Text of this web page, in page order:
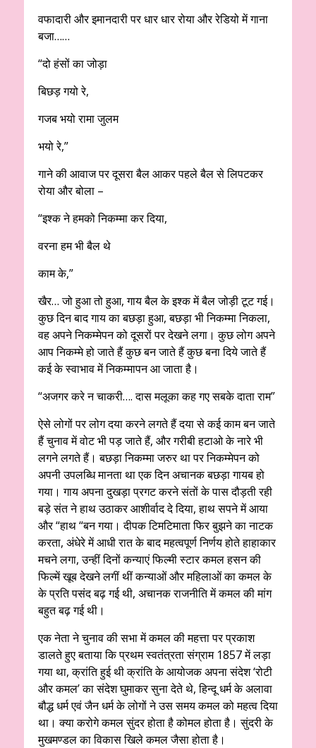
वफादारी और इमानदारी पर धार धार रोया और रेडियो में गाना
बजा……
“दो हंसों का जोड़ा
बिछड़ गयो रे,
गजब भयो रामा जुलम
भयो रे,”
गाने की आवाज पर दूसरा बैल आकर पहले बैल से लिपटकर
रोया और बोला –
“इश्क ने हमको निकम्मा कर दिया,
वरना हम भी बैल थे
काम के,”
खैर… जो हुआ तो हुआ, गाय बैल के इश्क में बैल जोड़ी टूट गई।
कुछ दिन बाद गाय का बछड़ा हुआ, बछड़ा भी निकम्मा निकला,
वह अपने निकम्मेपन को दूसरों पर देखने लगा। कुछ लोग अपने
आप निकम्मे हो जाते हैं कुछ बन जाते हैं कुछ बना दिये जाते हैं
कई के स्वाभाव में निकम्मापन आ जाता है।
“अजगर करे न चाकरी…. दास मलूका कह गए सबके दाता राम”
ऐसे लोगों पर लोग दया करने लगते हैं दया से कई काम बन जाते
हैं चुनाव में वोट भी पड़ जाते हैं, और गरीबी हटाओ के नारे भी
लगने लगते हैं। बछड़ा निकम्मा जरुर था पर निकम्मेपन को
अपनी उपलब्धि मानता था एक दिन अचानक बछड़ा गायब हो
गया। गाय अपना दुखड़ा प्रगट करने संतों के पास दौड़ती रही
बड़े संत ने हाथ उठाकर आशीर्वाद दे दिया, हाथ सपने में आया
और “हाथ “बन गया। दीपक टिमटिमाता फिर बुझने का नाटक
करता, अंधेरे में आधी रात के बाद महत्वपूर्ण निर्णय होते हाहाकार
मचने लगा, उन्हीं दिनों कन्याएं फिल्मी स्टार कमल हसन की
फिल्में खूब देखने लगीं थीं कन्याओं और महिलाओं का कमल के
के प्रति पसंद बढ़ गई थी, अचानक राजनीति में कमल की मांग
बहुत बढ़ गई थी।
एक नेता ने चुनाव की सभा में कमल की महत्ता पर प्रकाश
डालते हुए बताया कि प्रथम स्वतंत्रता संग्राम 1857 में लड़ा
गया था, क्रांति हुई थी क्रांति के आयोजक अपना संदेश ‘रोटी
और कमल’ का संदेश घुमाकर सुना देते थे, हिन्दू धर्म के अलावा
बौद्ध धर्म एवं जैन धर्म के लोगों ने उस समय कमल को महत्व दिया
था। क्या करोगे कमल सुंदर होता है कोमल होता है। सुंदरी के
मुखमण्डल का विकास खिले कमल जैसा होता है।